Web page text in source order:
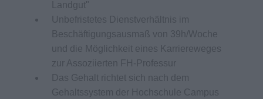
Landgut"
Unbefristetes Dienstverhältnis im
Beschäftigungsausmaß von 39h/Woche
und die Möglichkeit eines Karriereweges
zur Assoziierten FH-Professur
Das Gehalt richtet sich nach dem
Gehaltssystem der Hochschule Campus